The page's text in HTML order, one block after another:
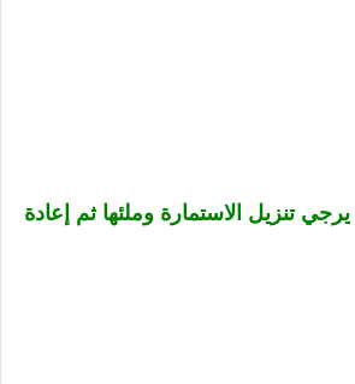
تنزيل الاستمارة وملئها ثم إعادة